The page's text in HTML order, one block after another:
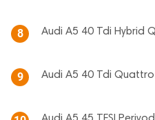
8 Audi A5 40 Tdi Hybrid
9 Audi A5 40 Tdi Quattro